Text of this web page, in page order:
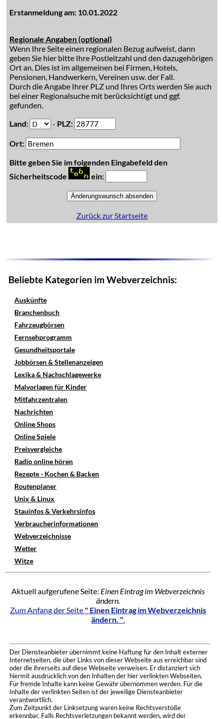
Erstanmeldung am: 10.01.2022
Regionale Angaben (optional)
Wenn Ihre Seite einen regionalen Bezug aufweist, dann
geben Sie hier bitte Ihre Postleitzahl und den dazugehörigen
Ort an. Dies ist im allgemeinen bei Firmen, Hotels,
Pensionen, Handwerkern, Vereinen usw. der Fall.
Durch die Angabe Ihrer PLZ und Ihres Orts werden Sie auch
bei einer Regionalsuche mit berücksichtigt und ggf.
gefunden.
Land:
- PLZ:
Ort:
Bitte geben Sie im folgenden Eingabefeld den
Sicherheitscode
ein:
Zurück zur Startseite
Beliebte Kategorien im Webverzeichnis:
Auskünfte
Branchenbuch
Fahrzeugbörsen
Fernsehprogramm
Gesundheitsportale
Jobbörsen & Stellenanzeigen
Lexika & Nachschlagewerke
Malvorlagen für Kinder
Mitfahrzentralen
Nachrichten
Online Shops
Online Spiele
Preisvergleiche
Radio online hören
Rezepte - Kochen & Backen
Routenplaner
Unix & Linux
Stauinfos & Verkehrsinfos
Verbraucherinformationen
Webverzeichnisse
Wetter
Witze
Aktuell aufgerufene Seite: Einen Eintrag im Webverzeichnis
ändern.
Zum Anfang der Seite " Einen Eintrag im Webverzeichnis
ändern. ".
Der Diensteanbieter übernimmt keine Haftung für den Inhalt externer
Internetseiten, die über Links von dieser Webseite aus erreichbar sind
oder die ihrerseits auf diese Webseite verweisen. Er distanziert sich
hiermit ausdrücklich von den Inhalten der hier verlinkten Webseiten.
Für fremde Inhalte kann keine Gewähr übernommen werden. Für die
Inhalte der verlinkten Seiten ist der jeweilige Diensteanbieter
verantwortlich.
Zum Zeitpunkt der Linksetzung waren keine Rechtsverstöße
erkennbar. Falls Rechtsverletzungen bekannt werden, wird der